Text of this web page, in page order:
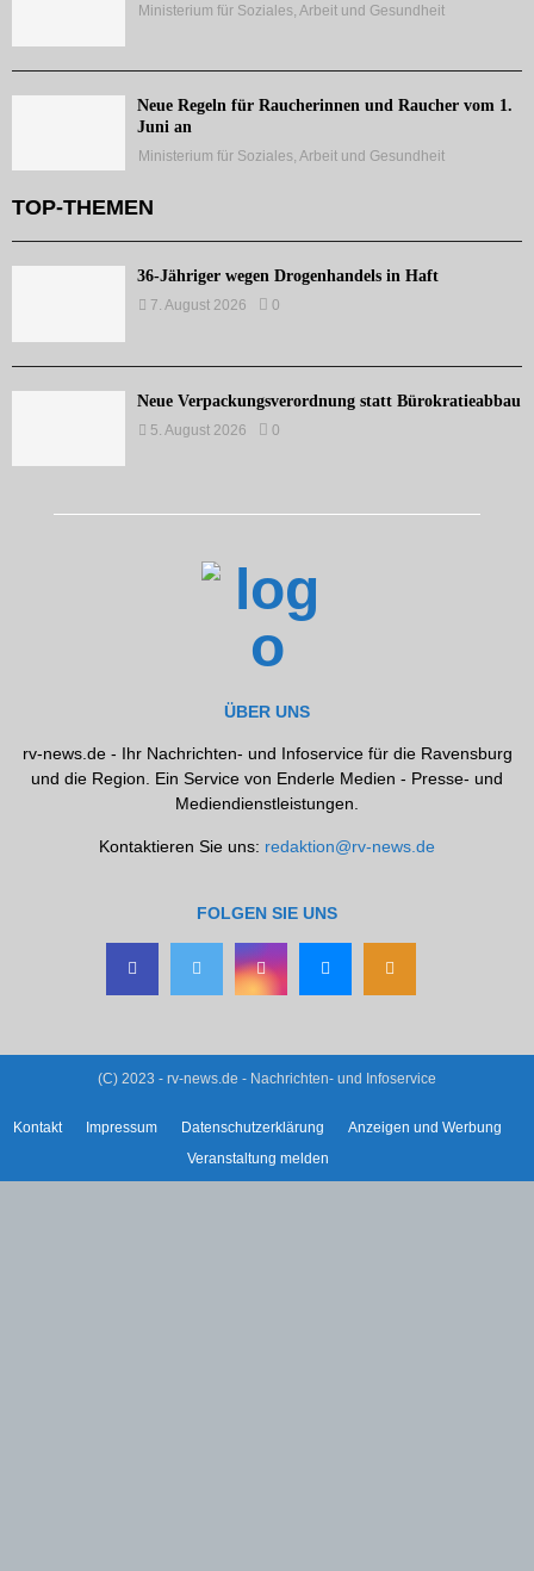
Ministerium für Soziales, Arbeit und Gesundheit
Neue Regeln für Raucherinnen und Raucher vom 1.
Juni an
Ministerium für Soziales, Arbeit und Gesundheit
TOP-THEMEN
36-Jähriger wegen Drogenhandels in Haft
7. August 2026 0
Neue Verpackungsverordnung statt Bürokratieabbau
5. August 2026 0
ÜBER UNS
rv-news.de - Ihr Nachrichten- und Infoservice für die Ravensburg
und die Region. Ein Service von Enderle Medien - Presse- und
Mediendienstleistungen.
Kontaktieren Sie uns: redaktion@rv-news.de
FOLGEN SIE UNS
(C) 2023 - rv-news.de - Nachrichten- und Infoservice
Kontakt Impressum Datenschutzerklärung
Anzeigen und Werbung
Veranstaltung melden